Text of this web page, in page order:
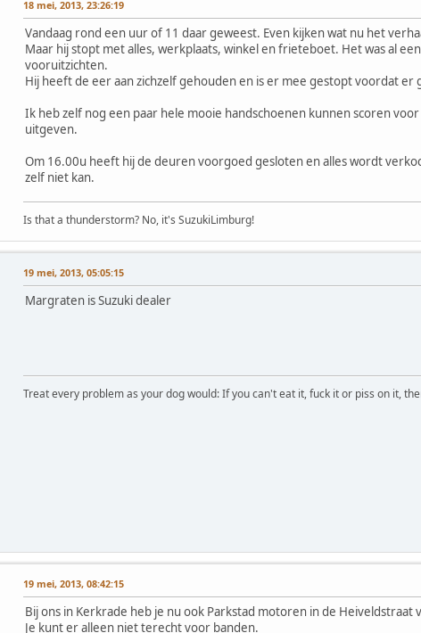
18 mei, 2013, 23:26:19
Vandaag rond een uur of 11 daar geweest. Even kijken wat nu het
Maar hij stopt met alles, werkplaats, winkel en frieteboet. Het was al
vooruitzichten.
Hij heeft de eer aan zichzelf gehouden en is er mee gestopt voordat er
Ik heb zelf nog een paar hele mooie handschoenen kunnen scoren
uitgeven.
Om 16.00u heeft hij de deuren voorgoed gesloten en alles wordt
zelf niet kan.
Is that a thunderstorm? No, it's SuzukiLimburg!
19 mei, 2013, 05:05:15
Margraten is Suzuki dealer
Treat every problem as your dog would: If you can't eat it, fuck it or piss on it,
19 mei, 2013, 08:42:15
Bij ons in Kerkrade heb je nu ook Parkstad motoren in de Heiveldstraat
Je kunt er alleen niet terecht voor banden.